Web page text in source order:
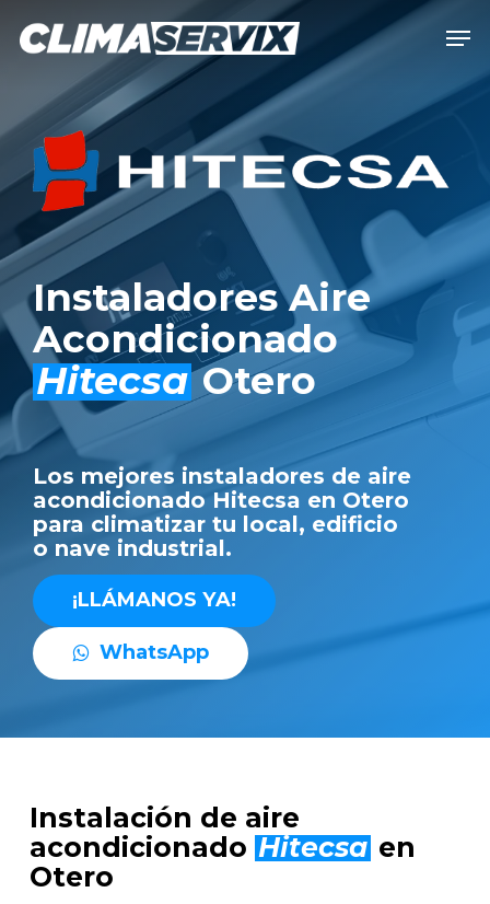
content
Instaladores Aire
Acondicionado
HitecsaOtero
Los mejores instaladores de aire
acondicionado Hitecsa en Otero
para climatizar tu local, edificio
o nave industrial.
¡LLÁMANOS YA!
WhatsApp
Instalación de aire
acondicionado Hitecsa en
Otero
Close
Menu